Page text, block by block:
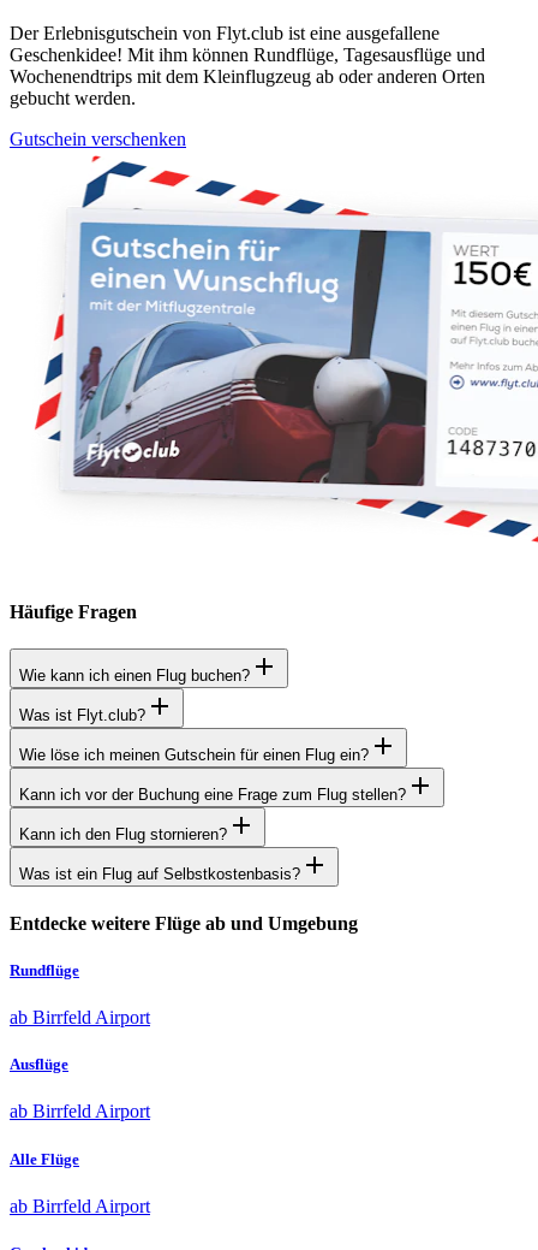
Der Erlebnisgutschein von Flyt.club ist eine ausgefallene
Geschenkidee! Mit ihm können Rundflüge, Tagesausflüge und
Wochenendtrips mit dem Kleinflugzeug ab oder anderen Orten
gebucht werden.
Gutschein verschenken
Häufige Fragen
Wie kann ich einen Flug buchen?
Was ist Flyt.club?
Wie löse ich meinen Gutschein für einen Flug ein?
Kann ich vor der Buchung eine Frage zum Flug stellen?
Kann ich den Flug stornieren?
Was ist ein Flug auf Selbstkostenbasis?
Entdecke weitere Flüge ab und Umgebung
Rundflüge
ab Birrfeld Airport
Ausflüge
ab Birrfeld Airport
Alle Flüge
ab Birrfeld Airport